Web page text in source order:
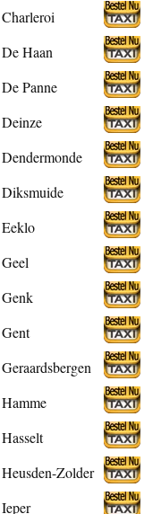
Charleroi
De Haan
De Panne
Deinze
Dendermonde
Diksmuide
Eeklo
Geel
Genk
Gent
Geraardsbergen
Hamme
Hasselt
Heusden-Zolder
Ieper